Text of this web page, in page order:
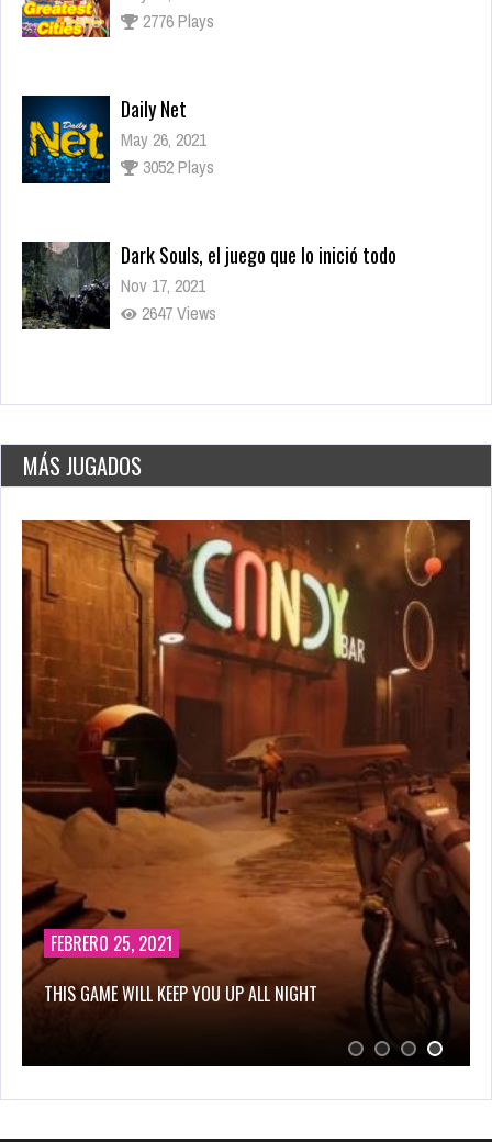
3052 Plays
Dark Souls, el juego que lo inició todo
Nov 17, 2021
2647 Views
Los juegos más esperados para fines de 2021
Sep 15, 2021
3278 Views
MÁS JUGADOS
FEBRERO 25, 2021
THIS GAME WILL KEEP YOU UP ALL NIGHT